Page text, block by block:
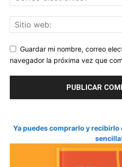
Guardar mi nombre, correo
navegador la próxima vez que
Ya puedes comprarlo y recibirlo